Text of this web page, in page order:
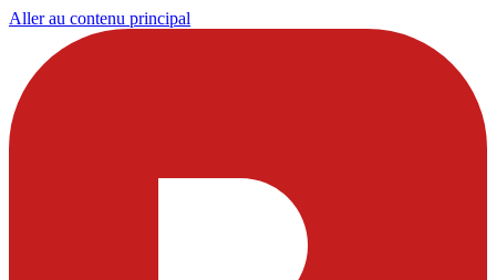
Aller au contenu principal